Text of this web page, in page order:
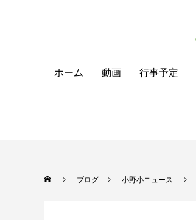
ホーム 動画 行事予定
ブログ 小野小ニュース